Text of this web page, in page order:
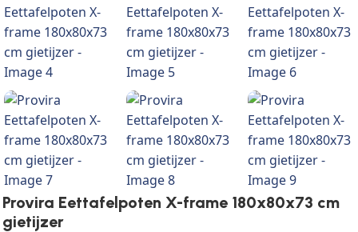
Provira Eettafelpoten X-frame 180x80x73 cm
gietijzer